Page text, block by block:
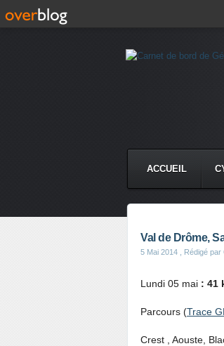
ACCUEIL
Val de Drôme,
5 Mai 2014 , Rédigé
Lundi 05 mai : 41
Parcours (Trace
Crest , Aouste,